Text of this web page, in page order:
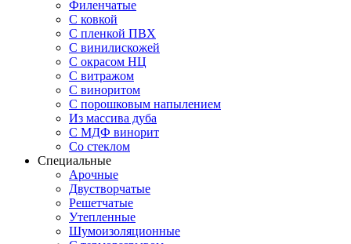
Филенчатые
С ковкой
С пленкой ПВХ
С винилискожей
С окрасом НЦ
С витражом
С виноритом
С порошковым напылением
Из массива дуба
С МДФ винорит
Со стеклом
Специальные
Арочные
Двустворчатые
Решетчатые
Утепленные
Шумоизоляционные